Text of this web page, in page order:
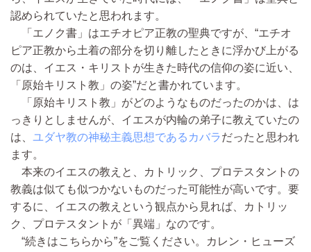
認められていたと思われます。
「エノク書」はエチオピア正教の聖典ですが、“エチオ
ピア正教から土着の部分を切り離したときに浮かび上がる
のは、イエス・キリストが生きた時代の信仰の姿に近い、
「原始キリスト教」の姿”だと書かれています。
「原始キリスト教」がどのようなものだったのかは、は
っきりとしませんが、イエスが内輪の弟子に教えていたの
は、 ユダヤ教の神秘主義思想であるカバラだったと思われ
ます。
本来のイエスの教えと、カトリック、プロテスタントの
教義は似ても似つかないものだった可能性が高いです。要
するに、イエスの教えという観点から見れば、カトリッ
ク、プロテスタントが「異端」なのです。
“続きはこちらから”をご覧ください。カレン・ヒューズ